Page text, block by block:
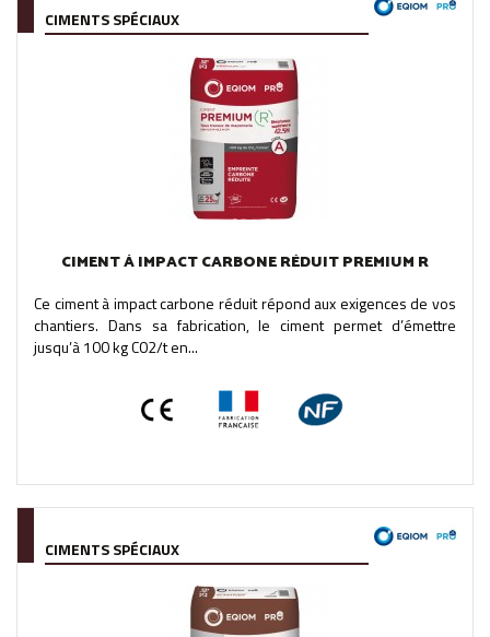
CIMENTS SPÉCIAUX
CIMENT À IMPACT CARBONE RÉDUIT PREMIUM R
Ce ciment à impact carbone réduit répond aux exigences de vos
chantiers. Dans sa fabrication, le ciment permet d’émettre
jusqu’à 100 kg C02/t en...
CIMENTS SPÉCIAUX